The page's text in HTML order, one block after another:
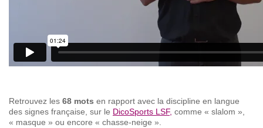
Retrouvez les 68 mots en rapport avec la discipline en langue
des signes française, sur le DicoSports LSF, comme « slalom »,
« masque » ou encore « chasse-neige ».